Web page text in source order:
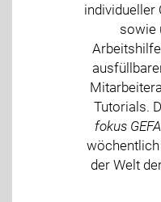
individueller
sowie
Tutorials.
fokus
der Welt